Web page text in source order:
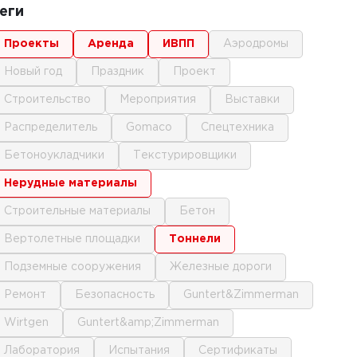
проекты аренда ИВПП аэродромы
новый год праздник проект
строительство мероприятия выставки
распределитель gomaco спецтехника
бетоноукладчики текстурировщики
нерудные материалы
строительные материалы бетон
вертолетные площадки тоннели
подземные сооружения железные дороги
ремонт безопасность Guntert&Zimmerman
Wirtgen Guntert&amp;Zimmerman
лаборатория испытания сертификаты